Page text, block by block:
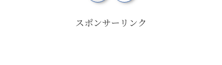
スポンサーリンク